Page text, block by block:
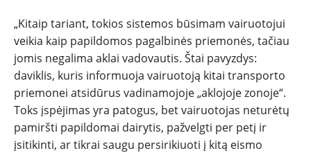
„Kitaip tariant, tokios sistemos būsimam vairuotojui
veikia kaip papildomos pagalbinės priemonės, tačiau
jomis negalima aklai vadovautis. Štai pavyzdys:
daviklis, kuris informuoja vairuotoją kitai transporto
priemonei atsidūrus vadinamojoje „aklojoje zonoje“.
Toks įspėjimas yra patogus, bet vairuotojas neturėtų
pamiršti papildomai dairytis, pažvelgti per petį ir
įsitikinti, ar tikrai saugu persirikiuoti į kitą eismo